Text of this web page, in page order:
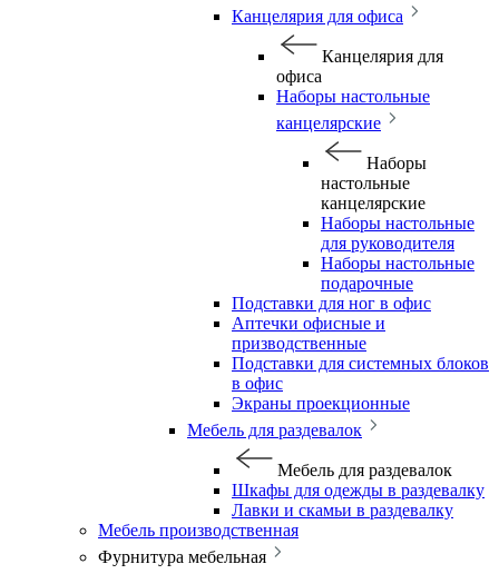
Канцелярия для офиса
Канцелярия для
офиса
Наборы настольные
канцелярские
Наборы
настольные
канцелярские
Наборы настольные
для руководителя
Наборы настольные
подарочные
Подставки для ног в офис
Аптечки офисные и
призводственные
Подставки для системных блоков
в офис
Экраны проекционные
Мебель для раздевалок
Мебель для раздевалок
Шкафы для одежды в раздевалку
Лавки и скамьи в раздевалку
Мебель производственная
Фурнитура мебельная